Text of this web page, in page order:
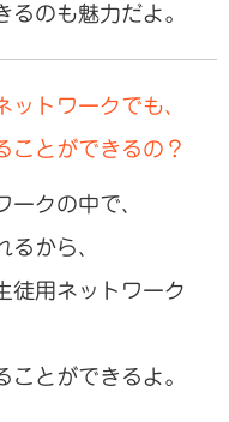
るのも魅力だよ。
ットワークでも、
ことができるの？
ークの中で、
るから、
徒用ネットワーク
ことができるよ。